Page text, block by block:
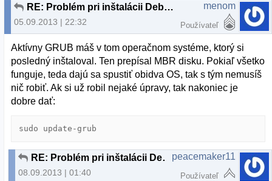
RE: Problém pri inštalácii Debian 7.1.0
05.09.2013 | 22:32
menom
Používateľ
Aktívny GRUB máš v tom operačnom systéme, ktorý si
posledný inštaloval. Ten prepísal MBR disku. Pokiaľ všetko
funguje, teda dajú sa spustiť obidva OS, tak s tým nemusíš
nič robiť. Ak si už robil nejaké úpravy, tak nakoniec je
dobre dať:
sudo update-grub
RE: Problém pri inštalácii Debian 7.1.0
08.09.2013 | 01:40
peacemaker11
Používateľ